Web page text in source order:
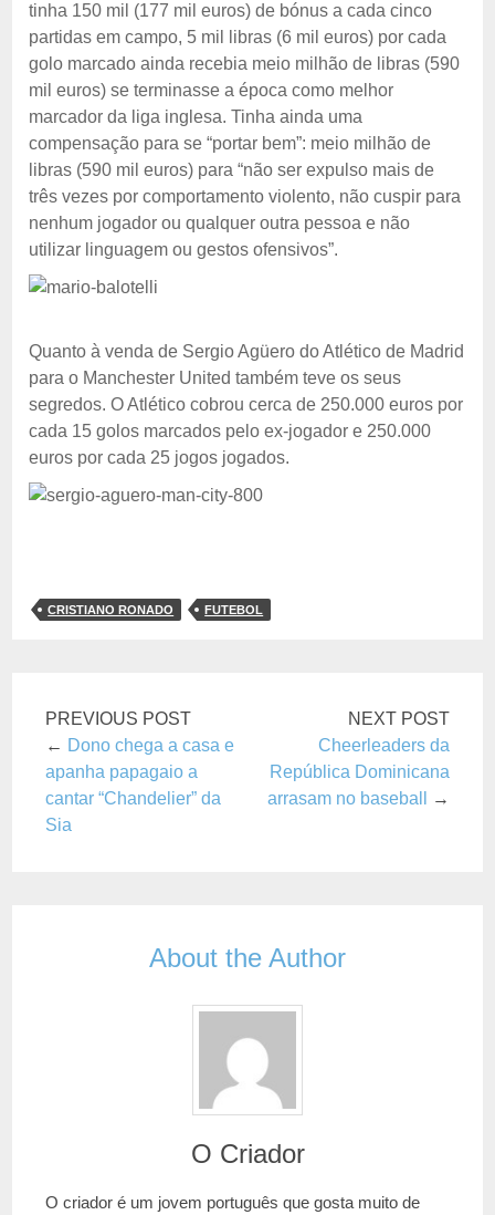
tinha 150 mil (177 mil euros) de bónus a cada cinco
partidas em campo, 5 mil libras (6 mil euros) por cada
golo marcado ainda recebia meio milhão de libras (590
mil euros) se terminasse a época como melhor
marcador da liga inglesa. Tinha ainda uma
compensação para se “portar bem”: meio milhão de
libras (590 mil euros) para “não ser expulso mais de
três vezes por comportamento violento, não cuspir para
nenhum jogador ou qualquer outra pessoa e não
utilizar linguagem ou gestos ofensivos”.
Quanto à venda de Sergio Agüero do Atlético de Madrid
para o Manchester United também teve os seus
segredos. O Atlético cobrou cerca de 250.000 euros por
cada 15 golos marcados pelo ex-jogador e 250.000
euros por cada 25 jogos jogados.
CRISTIANO RONADO FUTEBOL
PREVIOUS POST
← Dono chega a casa e
apanha papagaio a
cantar “Chandelier” da
Sia
NEXT POST
Cheerleaders da
República Dominicana
arrasam no baseball
→
About the Author
O Criador
O criador é um jovem português que gosta muito de